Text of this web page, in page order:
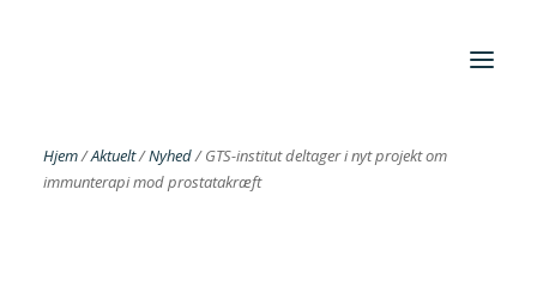
Foreningen
Hjem/Aktuelt/Nyhed/GTS-institut deltager i nyt projekt om
immunterapi mod prostatakræft